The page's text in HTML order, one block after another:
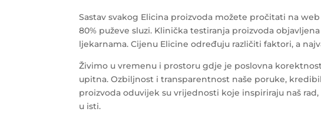
Sastav svakog Elicina proizvoda možete pročitati na
80% puževe sluzi. Klinička testiranja proizvoda
ljekarnama. Cijenu Elicine određuju različiti faktori, a
Živimo u vremenu i prostoru gdje je poslovna
upitna. Ozbiljnost i transparentnost naše poruke,
proizvoda oduvijek su vrijednosti koje inspiriraju naš
u isti.